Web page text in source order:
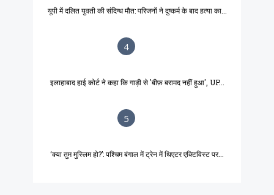
यूपी में दलित युवती की संदिग्ध मौत: परिजनों ने दुष्कर्म के बाद हत्या का...
4
इलाहाबाद हाई कोर्ट ने कहा कि गाड़ी से 'बीफ़ बरामद नहीं हुआ', UP...
5
‘क्या तुम मुस्लिम हो?’: पश्चिम बंगाल में ट्रेन में थिएटर एक्टिविस्ट पर...